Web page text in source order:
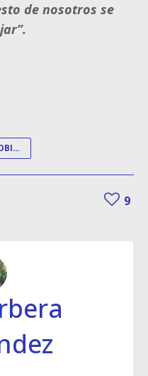
de nosotros se
MARKETING INMOBILIARIO
9